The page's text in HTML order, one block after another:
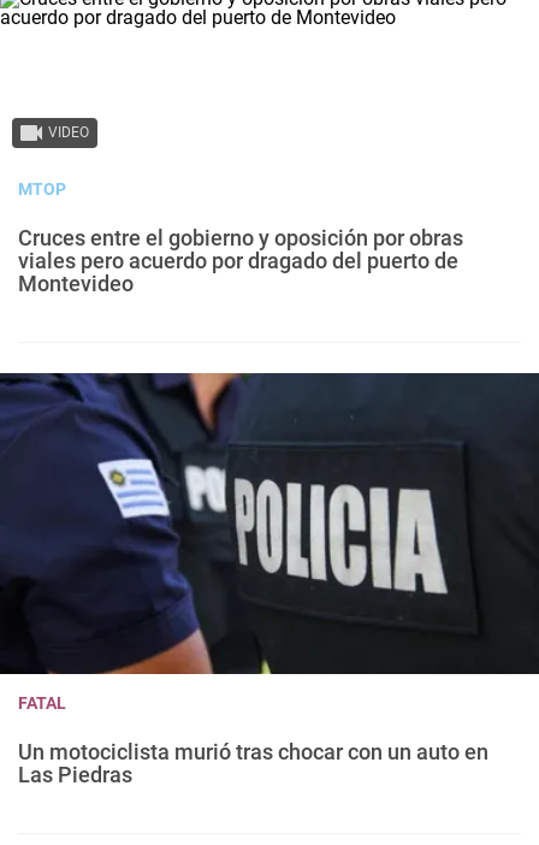
VIDEO
MTOP
Cruces entre el gobierno y oposición por obras
viales pero acuerdo por dragado del puerto de
Montevideo
FATAL
Un motociclista murió tras chocar con un auto en
Las Piedras